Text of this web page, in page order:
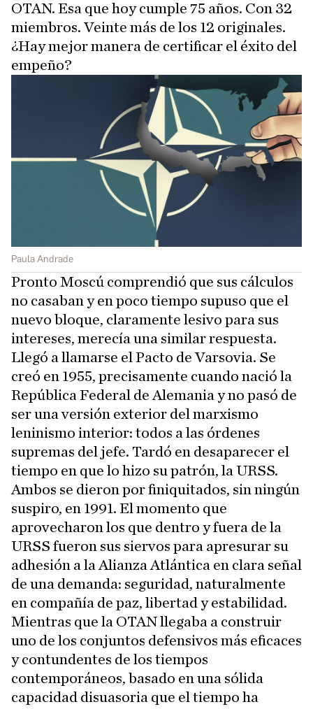
OTAN. Esa que hoy cumple 75 años. Con 32
miembros. Veinte más de los 12 originales.
¿Hay mejor manera de certificar el éxito del
empeño?
Paula Andrade
Pronto Moscú comprendió que sus cálculos
no casaban y en poco tiempo supuso que el
nuevo bloque, claramente lesivo para sus
intereses, merecía una similar respuesta.
Llegó a llamarse el Pacto de Varsovia. Se
creó en 1955, precisamente cuando nació la
República Federal de Alemania y no pasó de
ser una versión exterior del marxismo
leninismo interior: todos a las órdenes
supremas del jefe. Tardó en desaparecer el
tiempo en que lo hizo su patrón, la URSS.
Ambos se dieron por finiquitados, sin ningún
suspiro, en 1991. El momento que
aprovecharon los que dentro y fuera de la
URSS fueron sus siervos para apresurar su
adhesión a la Alianza Atlántica en clara señal
de una demanda: seguridad, naturalmente
en compañía de paz, libertad y estabilidad.
Mientras que la OTAN llegaba a construir
uno de los conjuntos defensivos más eficaces
y contundentes de los tiempos
contemporáneos, basado en una sólida
capacidad disuasoria que el tiempo ha